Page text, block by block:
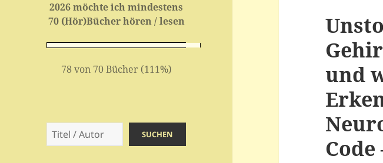
2026 möchte ich mindestens
70 (Hör)Bücher hören / lesen
78 von 70 Bücher (111%)
Suchen SUCHEN
und